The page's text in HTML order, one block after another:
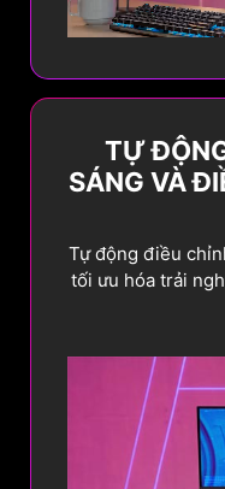
TỰ
SÁNG VÀ
Tự động điều
tối ưu hóa trải